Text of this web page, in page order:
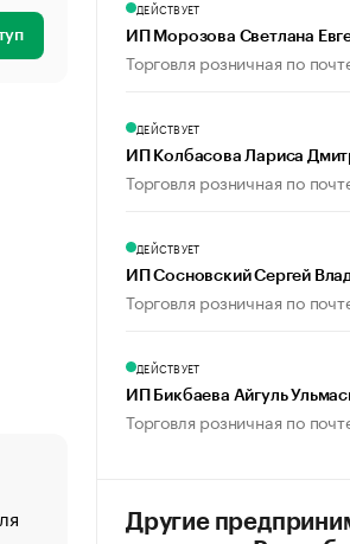
«От спорта тело стареет
ДЕЙСТВУЕТ
ИП Морозова Светлана
Торговля розничная по
ДЕЙСТВУЕТ
ИП Колбасова Лариса
Торговля розничная по
ДЕЙСТВУЕТ
ИП Сосновский Сергей
Торговля розничная по
ДЕЙСТВУЕТ
ИП Бикбаева Айгуль
Торговля розничная по
Другие